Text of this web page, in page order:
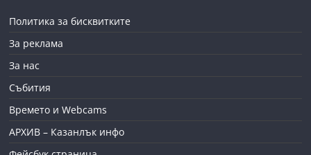
Политика за бисквитките
За реклама
За нас
Събития
Времето и Webcams
АРХИВ – Казанлък инфо